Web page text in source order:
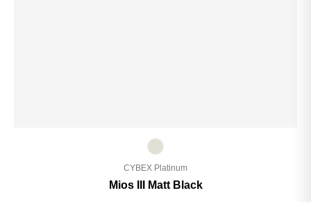
CYBEX Platinum
Mios III Matt Black